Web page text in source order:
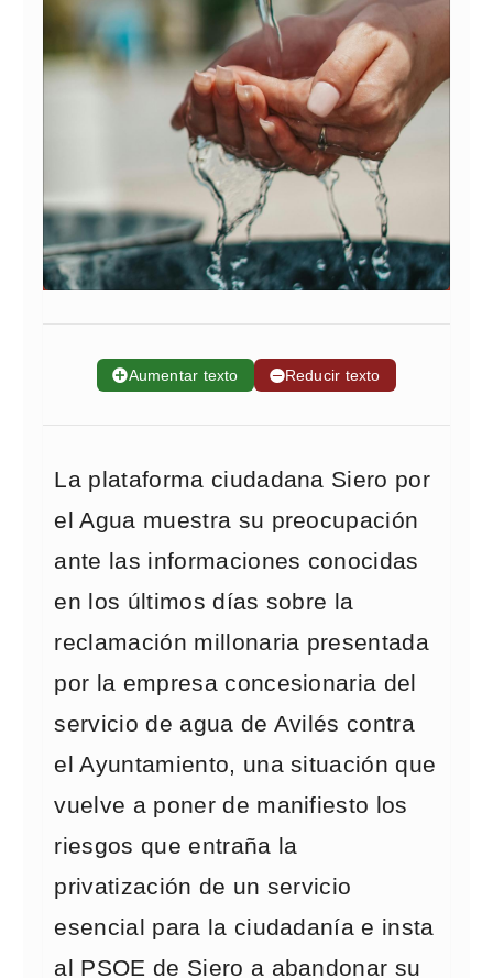
➕Aumentar texto ➖Reducir texto
La plataforma ciudadana Siero por
el Agua muestra su preocupación
ante las informaciones conocidas
en los últimos días sobre la
reclamación millonaria presentada
por la empresa concesionaria del
servicio de agua de Avilés contra
el Ayuntamiento, una situación que
vuelve a poner de manifiesto los
riesgos que entraña la
privatización de un servicio
esencial para la ciudadanía e insta
al PSOE de Siero a abandonar su